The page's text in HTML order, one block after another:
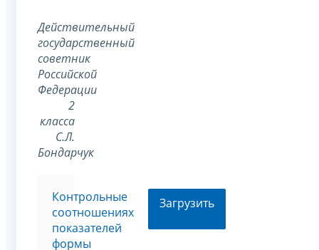
Действительный
государственный
советник
Российской
Федерации
2
класса
С.Л.
Бондарчук
Контрольные
соотношениях
показателей
формы
Загрузить